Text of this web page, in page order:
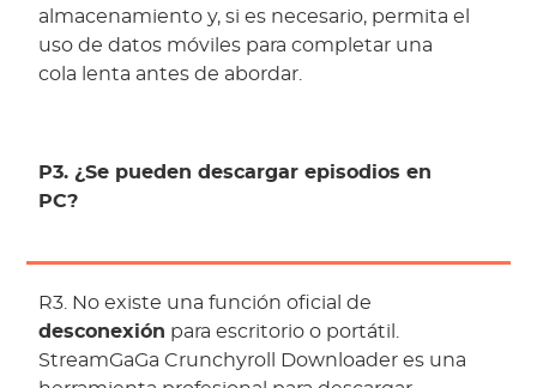
almacenamiento y, si es necesario, permita el
uso de datos móviles para completar una
cola lenta antes de abordar.
P3. ¿Se pueden descargar episodios en
PC?
R3. No existe una función oficial de
desconexión para escritorio o portátil.
StreamGaGa Crunchyroll Downloader es una